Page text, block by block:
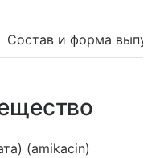
Состав и форма
(amikacin)